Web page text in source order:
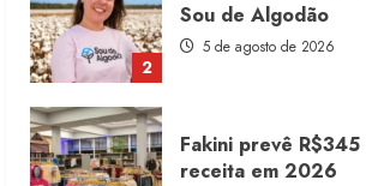
3
receita em 2026
4 de agosto de 2026
Projeto testa
moda nacional